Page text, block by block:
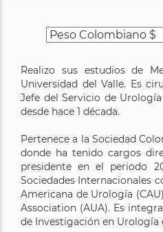
Realizo sus estudios de
Universidad del Valle. Es
Jefe del Servicio de
desde hace 1 década.
Pertenece a la Sociedad
donde ha tenido cargos
presidente en el periodo
Sociedades Internacionales
Americana de Urología
Association (AUA). Es
de Investigación en Urología